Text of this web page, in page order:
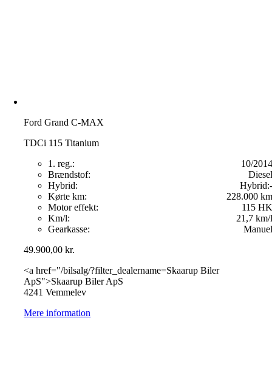
Ford Grand C-MAX
TDCi 115 Titanium
1. reg.:
10/2014
Brændstof:
Diesel
Hybrid:
Hybrid:-
Kørte km:
228.000 km
Motor effekt:
115 HK
Km/l:
21,7 km/l
Gearkasse:
Manuel
49.900,00kr.
<a href="/bilsalg/?filter_dealername=Skaarup Biler
ApS">Skaarup Biler ApS
4241 Vemmelev
Mere information